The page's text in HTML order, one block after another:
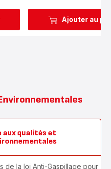
Ajouter au
aux qualités et
de la loi Anti-Gaspillage pour